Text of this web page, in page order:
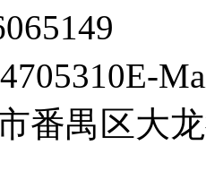
E-
番禺区大